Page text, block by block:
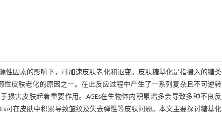
因素的影响下，可加速皮肤老化和退变。皮肤糖基化是指摄入的糖
皮肤老化的原因之一。在此反应过程中产生了一系列复杂且不可逆
于损害皮肤起着重要作用。AGEs在生物体内积累增多会导致多种不良
可在皮肤中积累导致皱纹及失去弹性等皮肤问题。本文主要探讨糖基